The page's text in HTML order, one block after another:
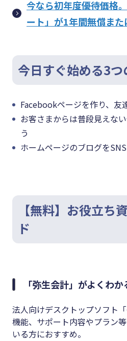
今なら初年度優待価格
ート」が1年間無償また
今日すぐ始める3
Facebookページを作り、友
お客さまからは普段見えな
う
ホームページのブログを
【無料】お役立ち
ド
「弥生会計」がよくわ
法人向けデスクトップソフト
機能、サポート内容やプラン
いる方におすすめ。